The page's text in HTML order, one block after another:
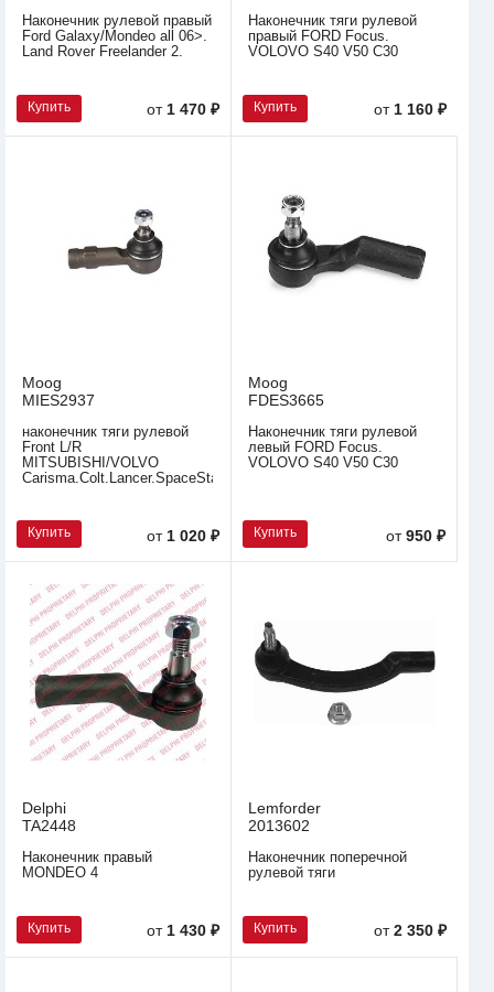
Наконечник рулевой правый
Ford Galaxy/Mondeo all 06>.
Land Rover Freelander 2.
Купить от1 470 ₽
Наконечник тяги рулевой
правый FORD Focus.
VOLOVO S40 V50 C30
Купить от1 160 ₽
Moog
MIES2937
наконечник тяги рулевой
Front L/R
MITSUBISHI/VOLVO
Carisma.Colt.Lancer.SpaceStar
Купить от 1 020 ₽
Moog
FDES3665
Наконечник тяги рулевой
левый FORD Focus.
VOLOVO S40 V50 C30
Купить от950 ₽
Delphi
TA2448
Наконечник правый
MONDEO 4
Купить от1 430 ₽
Lemforder
2013602
Наконечник поперечной
рулевой тяги
Купить от2 350 ₽